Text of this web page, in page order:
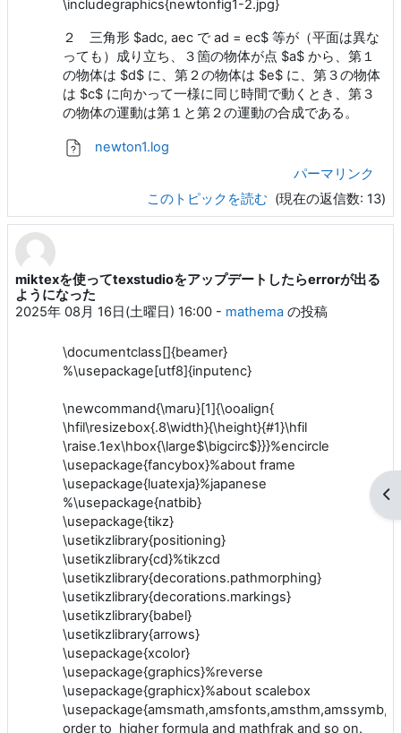
ブ
\includegraphics{newtonfig1-2.jpg}
２ 三角形 $adc, aec で ad = ec$ 等が（平面は異な
っても）成り立ち、３箇の物体が点 $a$ から、第１
の物体は $d$ に、第２の物体は $e$ に、第３の物体
は $c$ に向かって一様に同じ時間で動くとき、第３
の物体の運動は第１と第２の運動の合成である。
newton1.log
パーマリンク
このトピックを読む (現在の返信数: 13)
miktexを使ってtexstudioをアップデートしたらerrorが出る
ようになった
2025年 08月 16日(土曜日) 16:00 - mathema の投稿
\documentclass[]{beamer}
%\usepackage[utf8]{inputenc}
\newcommand{\maru}[1]{\ooalign{
\hfil\resizebox{.8\width}{\height}{#1}\hfil
\raise.1ex\hbox{\large$\bigcirc$}}}%encircle
\usepackage{fancybox}%about frame
\usepackage{luatexja}%japanese
%\usepackage{natbib}
\usepackage{tikz}
\usetikzlibrary{positioning}
\usetikzlibrary{cd}%tikzcd
\usetikzlibrary{decorations.pathmorphing}
\usetikzlibrary{decorations.markings}
\usetikzlibrary{babel}
\usetikzlibrary{arrows}
\usepackage{xcolor}
\usepackage{graphics}%reverse
\usepackage{graphicx}%about scalebox
order to higher formula and mathfrak and so on.